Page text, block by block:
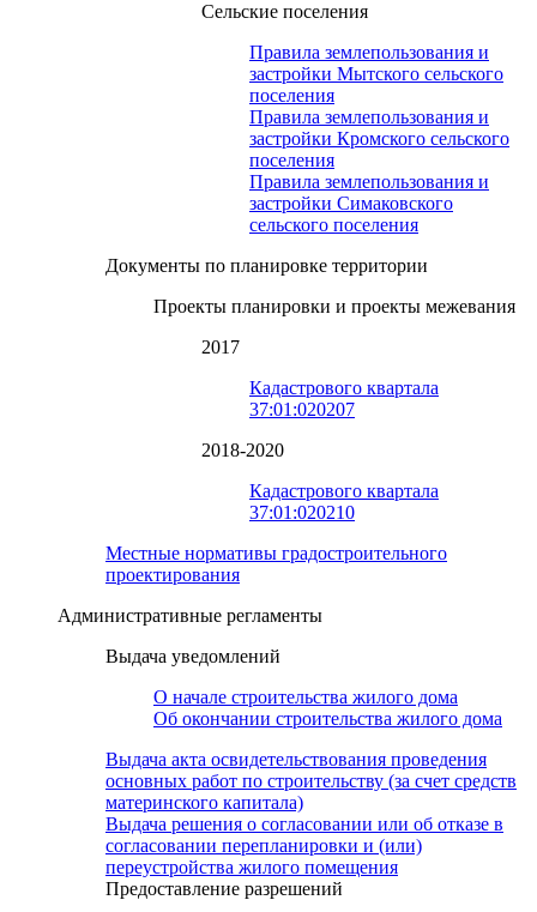
Сельские поселения
Правила землепользования и
застройки Мытского сельского
поселения
Правила землепользования и
застройки Кромского сельского
поселения
Правила землепользования и
застройки Симаковского
сельского поселения
Документы по планировке территории
Проекты планировки и проекты межевания
2017
Кадастрового квартала
37:01:020207
2018-2020
Кадастрового квартала
37:01:020210
Местные нормативы градостроительного
проектирования
Административные регламенты
Выдача уведомлений
О начале строительства жилого дома
Об окончании строительства жилого дома
Выдача акта освидетельствования проведения
основных работ по строительству (за счет средств
материнского капитала)
Выдача решения о согласовании или об отказе в
согласовании перепланировки и (или)
переустройства жилого помещения
Предоставление разрешений